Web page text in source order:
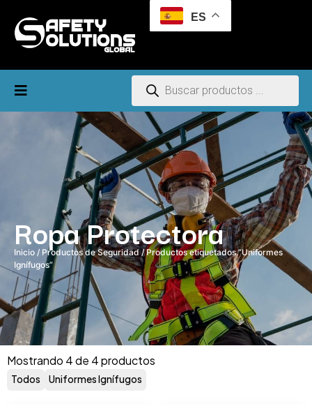
ES
Ropa Protectora
Inicio / Productos de Seguridad/ Productos etiquetados “Uniformes
Ignífugos”
Mostrando 4 de 4 productos
Todos Uniformes Ignífugos